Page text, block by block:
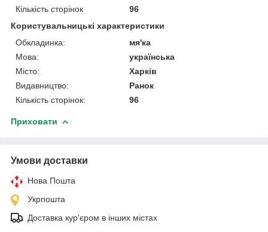
Кількість сторінок
96
Користувальницькі характеристики
Обкладинка:
мя'ка
Мова:
українська
Місто:
Харків
Видавництво:
Ранок
Кількість сторінок:
96
Приховати
Умови доставки
Нова Пошта
Укрпошта
Доставка кур'єром в інших містах